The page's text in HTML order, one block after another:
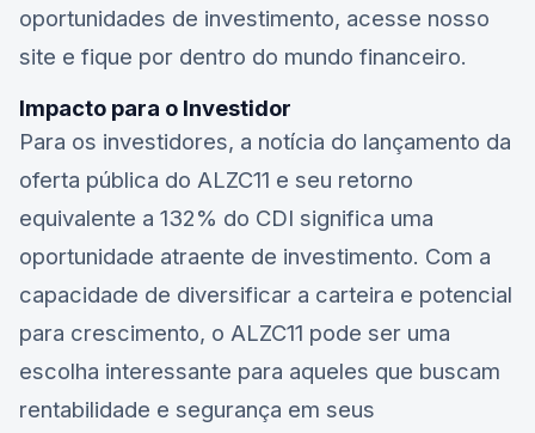
oportunidades de investimento, acesse nosso
site e fique por dentro do mundo financeiro.
Impacto para o Investidor
Para os investidores, a notícia do lançamento da
oferta pública do ALZC11 e seu retorno
equivalente a 132% do CDI significa uma
oportunidade atraente de investimento. Com a
capacidade de diversificar a carteira e potencial
para crescimento, o ALZC11 pode ser uma
escolha interessante para aqueles que buscam
rentabilidade e segurança em seus